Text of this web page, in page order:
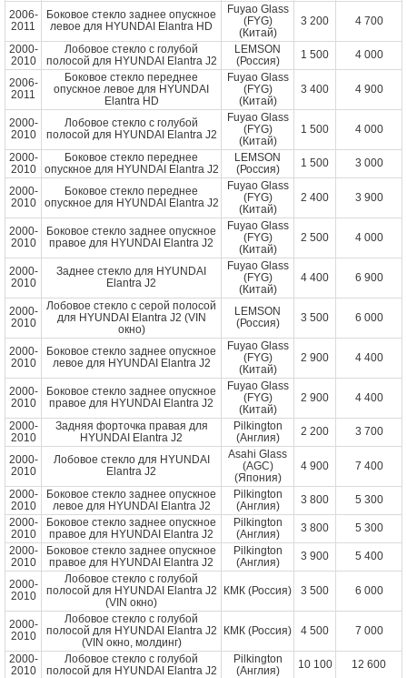
2006-
2011
Боковое стекло заднее опускное
левое для HYUNDAI Elantra HD
Fuyao Glass
(FYG)
(Китай)
3 200 4 700
2000-
2010
Лобовое стекло с голубой
полосой для HYUNDAI Elantra J2
LEMSON
(Россия)
1 500 4 000
2006-
2011
Боковое стекло переднее
опускное левое для HYUNDAI
Elantra HD
Fuyao Glass
(FYG)
(Китай)
3 400 4 900
2000-
2010
Лобовое стекло с голубой
полосой для HYUNDAI Elantra J2
Fuyao Glass
(FYG)
(Китай)
1 500 4 000
2000-
2010
Боковое стекло переднее
опускное для HYUNDAI Elantra J2
LEMSON
(Россия)
1 500 3 000
2000-
2010
Боковое стекло переднее
опускное для HYUNDAI Elantra J2
Fuyao Glass
(FYG)
(Китай)
2 400 3 900
2000-
2010
Боковое стекло заднее опускное
правое для HYUNDAI Elantra J2
Fuyao Glass
(FYG)
(Китай)
2 500 4 000
2000-
2010
Заднее стекло для HYUNDAI
Elantra J2
Fuyao Glass
(FYG)
(Китай)
4 400 6 900
2000-
2010
Лобовое стекло с серой полосой
для HYUNDAI Elantra J2 (VIN
окно)
LEMSON
(Россия)
3 500 6 000
2000-
2010
Боковое стекло заднее опускное
левое для HYUNDAI Elantra J2
Fuyao Glass
(FYG)
(Китай)
2 900 4 400
2000-
2010
Боковое стекло заднее опускное
правое для HYUNDAI Elantra J2
Fuyao Glass
(FYG)
(Китай)
2 900 4 400
2000-
2010
Задняя форточка правая для
HYUNDAI Elantra J2
Pilkington
(Англия)
2 200 3 700
2000-
2010
Лобовое стекло для HYUNDAI
Elantra J2
Asahi Glass
(AGC)
(Япония)
4 900 7 400
2000-
2010
Боковое стекло заднее опускное
левое для HYUNDAI Elantra J2
Pilkington
(Англия)
3 800
5 300
2000-
2010
Боковое стекло заднее опускное
правое для HYUNDAI Elantra J2
Pilkington
(Англия)
3 800
5 300
2000-
2010
Боковое стекло заднее опускное
правое для HYUNDAI Elantra J2
Pilkington
(Англия)
3 900 5 400
2000-
2010
Лобовое стекло с голубой
полосой для HYUNDAI Elantra J2
(VIN окно)
КМК (Россия) 3 500 6 000
2000-
2010
Лобовое стекло с голубой
полосой для HYUNDAI Elantra J2
(VIN окно, молдинг)
КМК (Россия) 4 500 7 000
2000-
2010
Лобовое стекло с голубой
полосой для HYUNDAI Elantra J2
Pilkington
(Англия)
10 100 12 600